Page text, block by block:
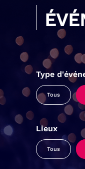
Type
Tous
Lieux
Tous